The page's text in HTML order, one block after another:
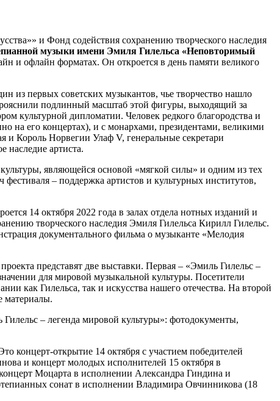
и Фонд содействия сохранению творческого наследия
музыки имени Эмиля Гилельса «Неповторимый
и офлайн форматах. Он откроется в день памяти великого
из первых советских музыкантов, чье творчество нашло
подлинный масштаб этой фигуры, выходящий за
культурной дипломатии. Человек редкого благородства и
на его концертах), и с монархами, президентами, великими
и Король Норвегии Улаф V, генеральные секретари
артиста.
являющейся основой «мягкой силы» и одним из тех
– поддержка артистов и культурных институтов,
14 октября 2022 года в залах отдела нотных изданий и
творческого наследия Эмиля Гилельса Кирилл Гилельс.
документального фильма о музыканте «Мелодия
представят две выставки. Первая – «Эмиль Гилельс –
для мировой музыкальной культуры. Посетители
как Гилельса, так и искусства нашего отечества. На второй
материалы.
– легенда мировой культуры»: фотодокументы,
концерт-открытие 14 октября с участием победителей
и концерт молодых исполнителей 15 октября в
Моцарта в исполнении Александра Гиндина и
сонат в исполнении Владимира Овчинникова (18